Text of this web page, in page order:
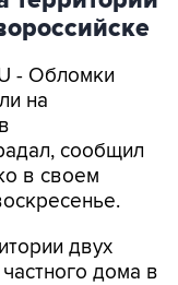
- Обломки
сообщил
в своем
двух
произошло